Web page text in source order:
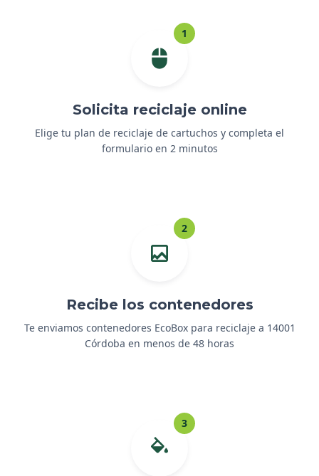
1
Solicita reciclaje online
Elige tu plan de reciclaje de cartuchos y completa el
formulario en 2 minutos
2
Recibe los contenedores
Te enviamos contenedores EcoBox para reciclaje a 14001
Córdoba en menos de 48 horas
3